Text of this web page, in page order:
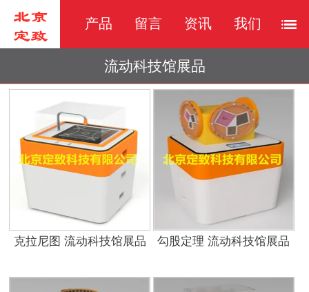
产品 留言 资讯 我们
流动科技馆展品
克拉尼图 流动科技馆展品 勾股定理 流动科技馆展品